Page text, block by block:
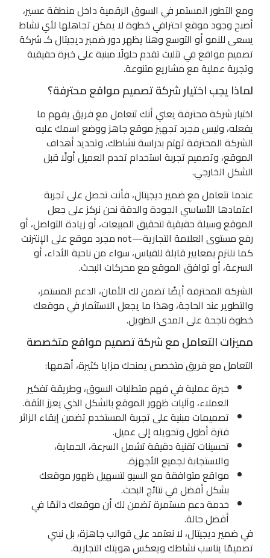
ومع التطور المستمر في السوق الرقمية داخل منطقة عسير،
أصبح وجود موقع احترافي خطوة لا يمكن تجاهلها لأي نشاط
يسعى للنمو أو التوسع وهنا يظهر دور ضمير ديجيتال كـ شركة
تصميم مواقع في تثليث تقدم حلولًا مبنية على خبرة حقيقية
وتجربة عملية مع مشاريع متنوعة.
لماذا يجب اختيار شركة تصميم مواقع محترفة؟
اختيار شركة محترفة يعني أنك تتعامل مع فريق يفهم ما
يفعله، وليس مجرد تجهيز موقع جاهز ووضع اسمك عليه
الشركة المحترفة تهتم بدراسة نشاطك، وتحديد أهداف
الموقع، وتصميم تجربة استخدام تخدم العميل أولًا قبل
الشكل الخارجي.
عندما تتعامل مع ضمير ديجيتال، فأنت تحصل على تجربة
اعتمادها الأساسي الجودة والدقة نحن نركز على جعل
الموقع وسيلة حقيقية لتحقيق المبيعات، أو زيادة التواصل، أو
رفع مستوى العلامة التجارية—not مجرد موقع على الإنترنت
كما نلتزم بمعايير قابلة للقياس، سواء من ناحية الأداء، أو
السرعة، أو توافق الموقع مع محركات البحث.
الشركة المحترفة أيضًا تضمن لك الأمان، الدعم المستمر،
والتطوير عند الحاجة، وهذا ما يجعل الاستثمار في موقعك
خطوة ناجحة على المدى الطويل.
مميزات التعامل مع شركة تصميم مواقع متخصصة
التعامل مع فريق متخصص يمنحك مزايا كثيرة، أهمها:
خبرة عملية في فهم متطلبات السوق، وطريقة تفكير
العملاء، وآليات ظهور الموقع بالشكل الذي يعزز الثقة.
تصميمات مبنية على تجربة المستخدم تضمن إبقاء الزائر
فترة أطول وتحويله إلى عميل.
تحسينات تقنية دقيقة تشمل السرعة، الحماية،
والاستجابة لجميع الأجهزة.
مواقع متوافقة مع السيو لتسهيل ظهور موقعك
بشكل أفضل في نتائج البحث.
خدمة دعم مستمرة تضمن لك أن موقعك دائمًا في
أفضل حالة.
في ضمير ديجيتال، لا نعتمد على قوالب جاهزة، بل نبني
تصميمًا يناسب نشاطك ويعكس هويتك التجارية.